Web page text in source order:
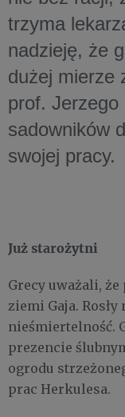
trzyma
nadzieję, że
dużej mierze
prof. Jerzego
sadowników
swojej pracy.
Już starożytni
Grecy uważali,
ziemi Gaja. Rosły
nieśmiertelność.
prezencie
ogrodu
prac Herkulesa.